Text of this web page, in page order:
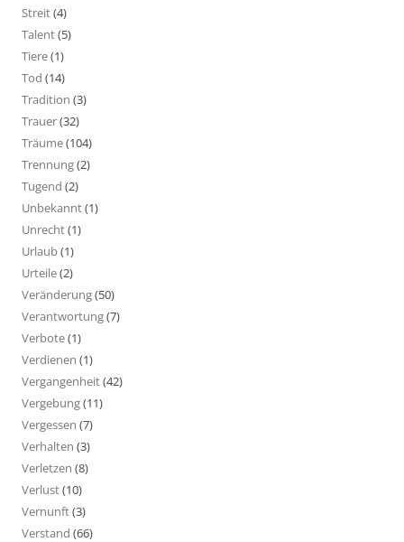
Streit(4)
Talent(5)
Tiere(1)
Tod (14)
Tradition (3)
Trauer(32)
Träume(104)
Trennung(2)
Tugend (2)
Unbekannt(1)
Unrecht(1)
Urlaub(1)
Urteile(2)
Veränderung(50)
Verantwortung(7)
Verbote(1)
Verdienen (1)
Vergangenheit(42)
Vergebung(11)
Vergessen (7)
Verhalten (3)
Verletzen (8)
Verlust(10)
Vernunft(3)
Verstand (66)